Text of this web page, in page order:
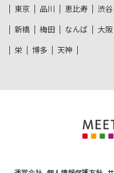
東京 品川 恵比寿 渋谷
新橋 梅田 なんば 大阪
栄 博多 天神